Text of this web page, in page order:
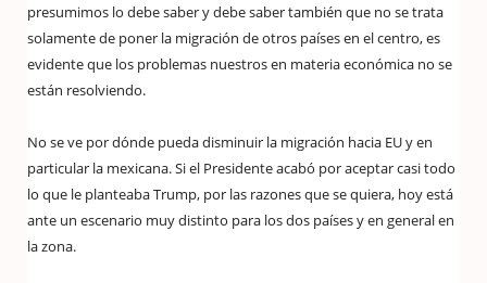
presumimos lo debe saber y debe saber también que no se trata
solamente de poner la migración de otros países en el centro, es
evidente que los problemas nuestros en materia económica no se
están resolviendo.
No se ve por dónde pueda disminuir la migración hacia EU y en
particular la mexicana. Si el Presidente acabó por aceptar casi todo
lo que le planteaba Trump, por las razones que se quiera, hoy está
ante un escenario muy distinto para los dos países y en general en
la zona.